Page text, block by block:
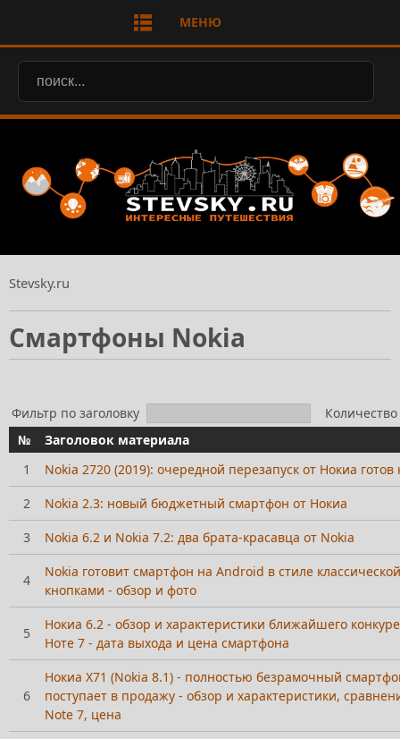
МЕНЮ
Stevsky.ru
Смартфоны Nokia
Фильтр по заголовку
№
Заголовок материала
1
Nokia 2720 (2019): очередной перезапуск от Нокиа готов
2
Nokia 2.3: новый бюджетный смартфон от Нокиа
3
Nokia 6.2 и Nokia 7.2: два брата-красавца от Nokia
4
Nokia готовит смартфон на Android в стиле
кнопками - обзор и фото
5
Нокиа 6.2 - обзор и характеристики ближайшего
Ноте 7 - дата выхода и цена смартфона
6
Нокиа Х71 (Nokia 8.1) - полностью безрамочный
поступает в продажу - обзор и характеристики,
Note 7, цена